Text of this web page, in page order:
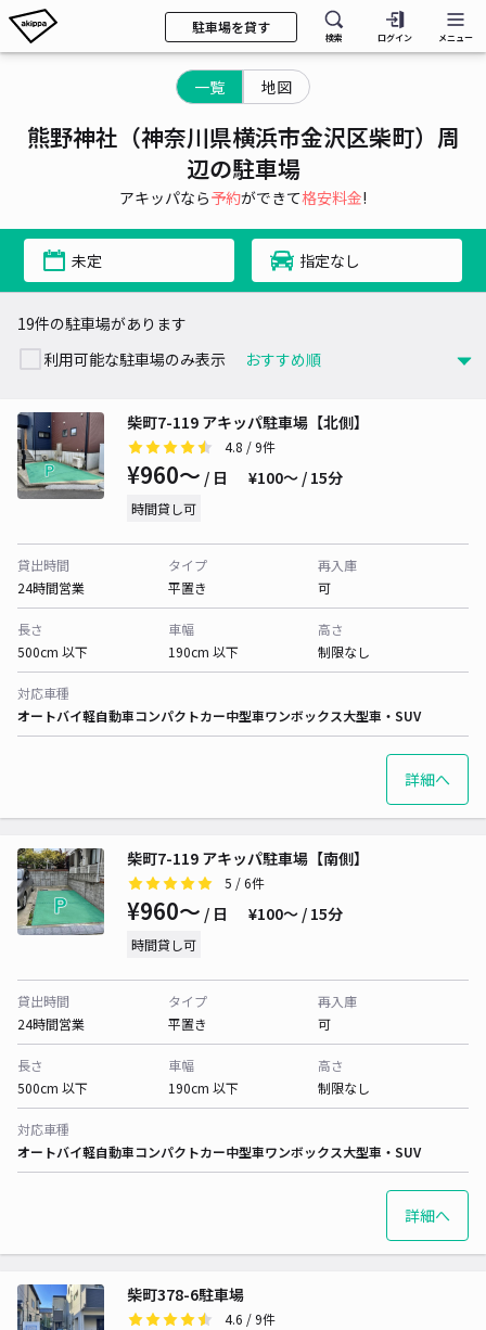
駐車場を貸す
検索 ログイン メニュー
一覧 地図
熊野神社（神奈川県横浜市金沢区柴町）周
辺の駐車場
アキッパなら予約ができて格安料金!
未定 指定なし
19件の駐車場があります
利用可能な駐車場のみ表示
柴町7-119 アキッパ駐車場【北側】
4.8 / 9件
¥960〜 / 日 ¥100〜 / 15分
時間貸し可
貸出時間
24時間営業
タイプ
平置き
再入庫
可
長さ
500cm 以下
車幅
190cm 以下
高さ
制限なし
対応車種
オートバイ軽自動車コンパクトカー中型車ワンボックス大型車・SUV
詳細へ
柴町7-119 アキッパ駐車場【南側】
5 / 6件
¥960〜 / 日 ¥100〜 / 15分
時間貸し可
貸出時間
24時間営業
タイプ
平置き
再入庫
可
長さ
500cm 以下
車幅
190cm 以下
高さ
制限なし
対応車種
オートバイ軽自動車コンパクトカー中型車ワンボックス大型車・SUV
詳細へ
柴町378-6駐車場
4.6 / 9件